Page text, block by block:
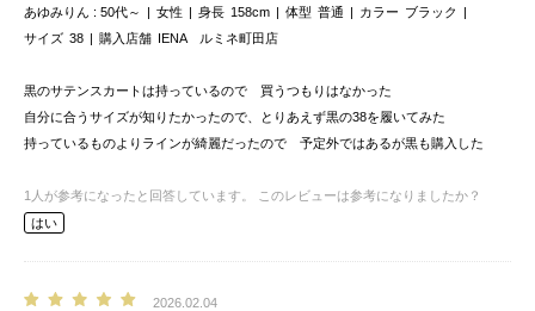
あゆみりん 50代～ 女性 身長 158cm 体型 普通 カラー ブラック
サイズ 38 購入店舗 IENA ルミネ町田店
黒のサテンスカートは持っているので 買うつもりはなかった
自分に合うサイズが知りたかったので、とりあえず黒の38を履いてみた
持っているものよりラインが綺麗だったので 予定外ではあるが黒も購入した
1 人が参考になったと回答しています。
このレビューは参考になりましたか？
はい
2026.02.04